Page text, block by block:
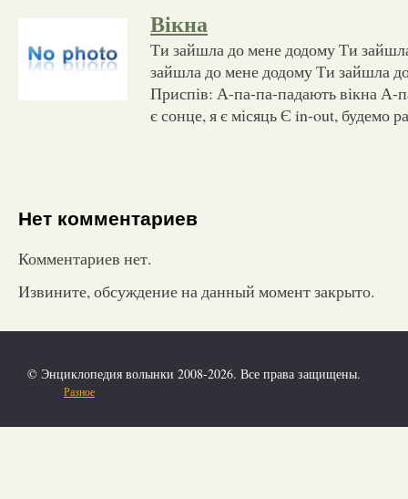
Вікна
Ти зайшла до мене додому Ти
зайшла до мене додому Ти зайшла
Приспів: А-па-па-падають вікна А-
є сонце, я є місяць Є in-out, будемо
Нет комментариев
Комментариев нет.
Извините, обсуждение на данный момент закрыто.
© Энциклопедия волынки 2008-2026. Все права защищены.
Разное